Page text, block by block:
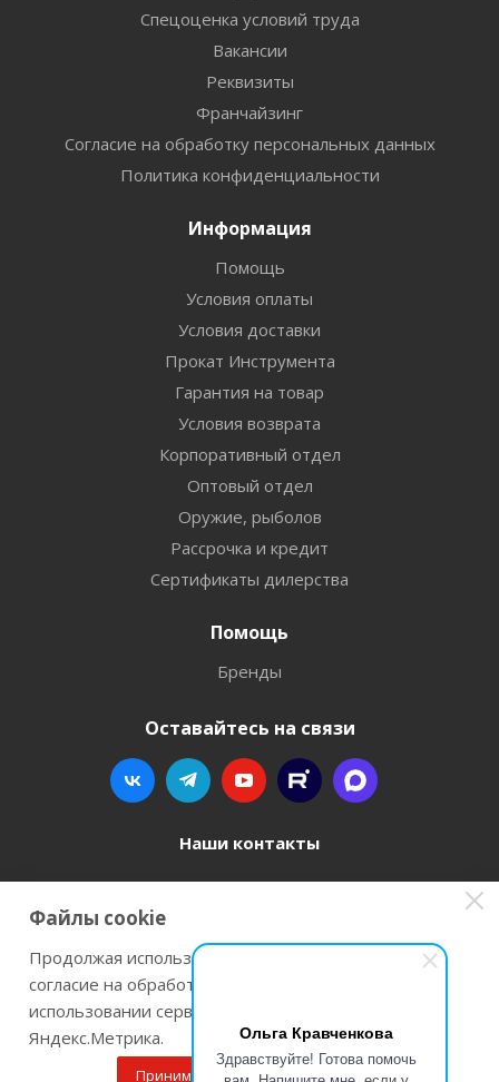
Ольга Кравченкова
Здравствуйте! Готова помочь
Спецоценка условий труда
Вакансии
Реквизиты
Франчайзинг
Согласие на обработку персональных данных
Политика конфиденциальности
Информация
Помощь
Условия оплаты
Условия доставки
Прокат Инструмента
Гарантия на товар
Условия возврата
Корпоративный отдел
Оптовый отдел
Оружие, рыболов
Рассрочка и кредит
Сертификаты дилерства
Помощь
Бренды
Оставайтесь на связи
Наши контакты
8 800 77-00-962
г. Пермь, ул. Павла Преображенского, д.6А,
Файлы cookie
Продолжая использовать наш сайт Вы даете
согласие на обработку файлов cookie и
использовании сервисов веб-аналитики
Яндекс.Метрика.
Принимаю Подробнее